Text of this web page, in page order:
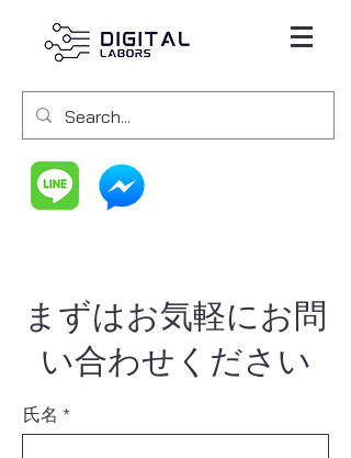
まずはお気軽にお問
い合わせください
氏名